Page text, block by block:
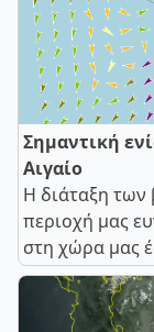
Σημαντική
Αιγαίο
Η διάταξη
περιοχή μας
στη χώρα μας